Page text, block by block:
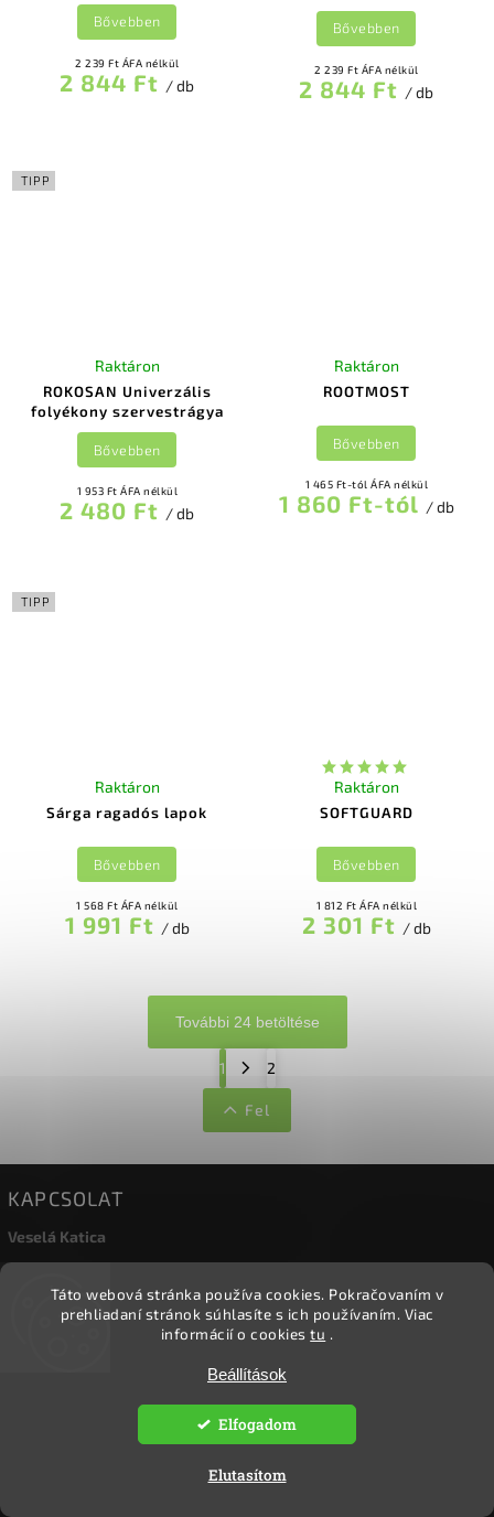
Táto webová stránka používa cookies. Pokračovaním v
prehliadaní stránok súhlasíte s ich používaním. Viac
informácií o cookiestu .
Beállítások
Elutasítom
Elfogadom
2 239 Ft ÁFA nélkül
2 844 Ft / db
Bővebben
2 239 Ft ÁFA nélkül
2 844 Ft / db
Bővebben
TIPP
ROKOSAN Univerzális
folyékony szervestrágya
Raktáron
1 953 Ft ÁFA nélkül
2 480 Ft / db
Bővebben
ROOTMOST
Raktáron
1 465 Ft-tól ÁFA nélkül
1 860 Ft-tól / db
Bővebben
TIPP
Sárga ragadós lapok
Raktáron
1 568 Ft ÁFA nélkül
1 991 Ft / db
Bővebben
SOFTGUARD
Raktáron
1 812 Ft ÁFA nélkül
2 301 Ft / db
Bővebben
További 24 betöltése
1 2
Fel
KAPCSOLAT
Veselá Katica
+36 70 414 1187
Ökoember